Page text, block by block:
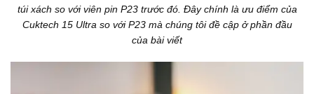
túi xách so với viên pin P23 trước đó. Đây chính là ưu điểm của
Cuktech 15 Ultra so với P23 mà chúng tôi đề cập ở phần đầu
của bài viết